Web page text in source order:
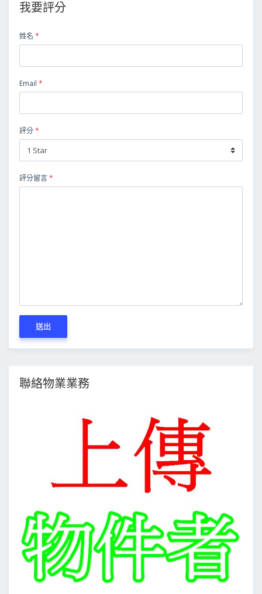
我要評分
姓名 *
Email *
評分*
評分留言*
送出
聯絡物業業務